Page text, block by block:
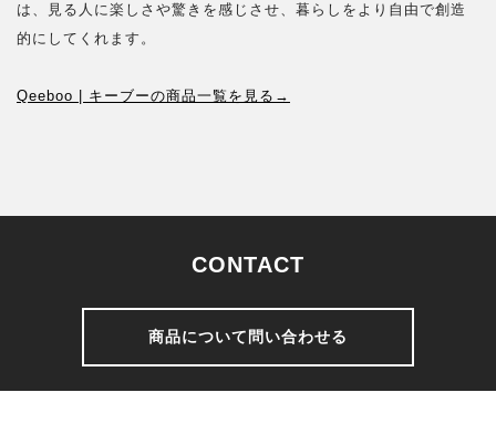
は、見る人に楽しさや驚きを感じさせ、暮らしをより自由で創造
的にしてくれます。
Qeeboo | キーブーの商品一覧を見る→
CONTACT
商品について問い合わせる